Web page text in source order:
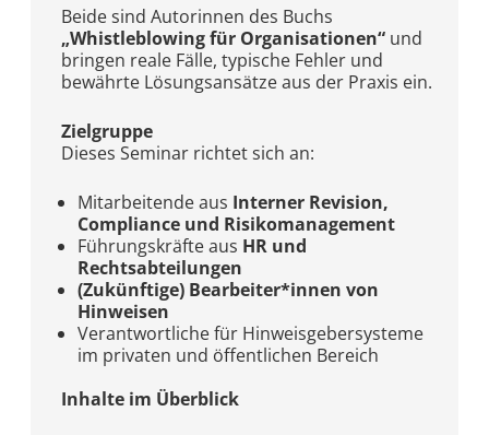
Beide sind Autorinnen des Buchs
„Whistleblowing für Organisationen“ und
bringen reale Fälle, typische Fehler und
bewährte Lösungsansätze aus der Praxis ein.
Zielgruppe
Dieses Seminar richtet sich an:
Mitarbeitende aus Interner Revision,
Compliance und Risikomanagement
Führungskräfte aus HR und
Rechtsabteilungen
(Zukünftige) Bearbeiter*innen von
Hinweisen
Verantwortliche für Hinweisgebersysteme
im privaten und öffentlichen Bereich
Inhalte im Überblick